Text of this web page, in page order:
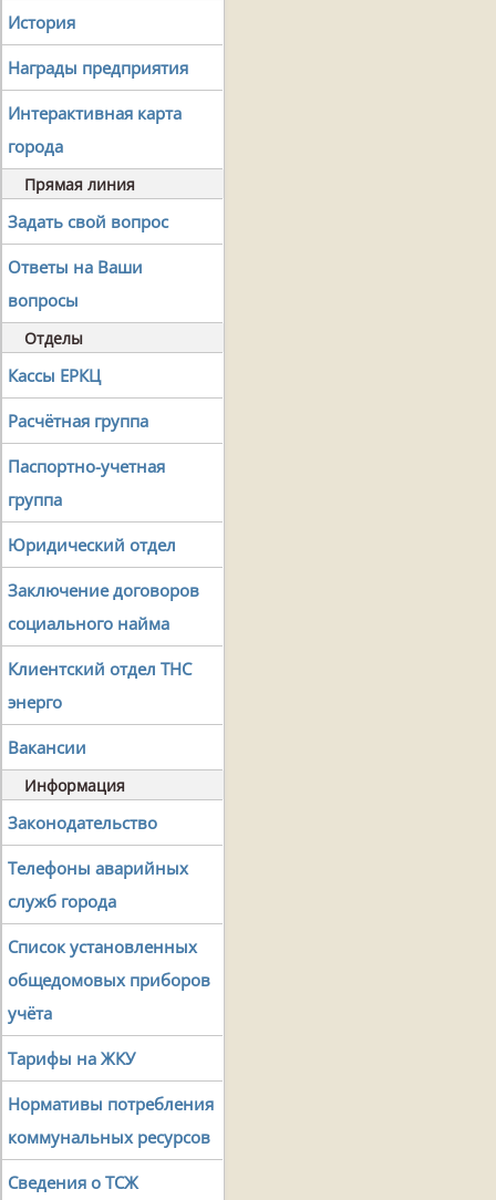
История
Награды предприятия
Интерактивная карта
города
Прямая линия
Задать свой вопрос
Ответы на Ваши
вопросы
Отделы
Кассы ЕРКЦ
Расчётная группа
Паспортно-учетная
группа
Юридический отдел
Заключение договоров
социального найма
Клиентский отдел ТНС
энерго
Вакансии
Информация
Законодательство
Телефоны аварийных
служб города
Список установленных
общедомовых приборов
учёта
Тарифы на ЖКУ
Нормативы потребления
коммунальных ресурсов
Сведения о ТСЖ